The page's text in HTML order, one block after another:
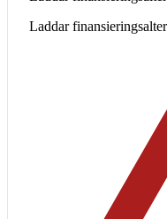
Laddar